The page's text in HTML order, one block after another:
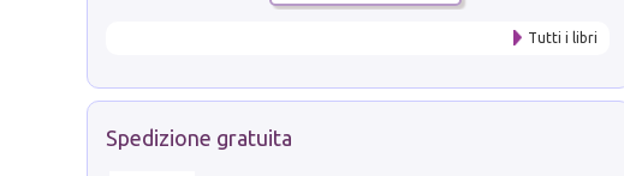
Tutti i libri
Spedizione gratuita